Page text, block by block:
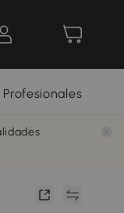
Profesionales